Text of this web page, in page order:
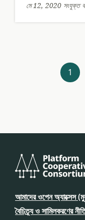
মে 12, 2020 সংযুক্ত
1
প্ল্যাটফর্ম
অপারেটিভইজম
কনসর্টিয়াম
আমাদের ওপেন অ্যাক্সেস
বৈচিত্র্য ও সামিলকরণের